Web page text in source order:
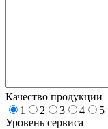
Качество продукции
1
2 3 4
5
Уровень сервиса